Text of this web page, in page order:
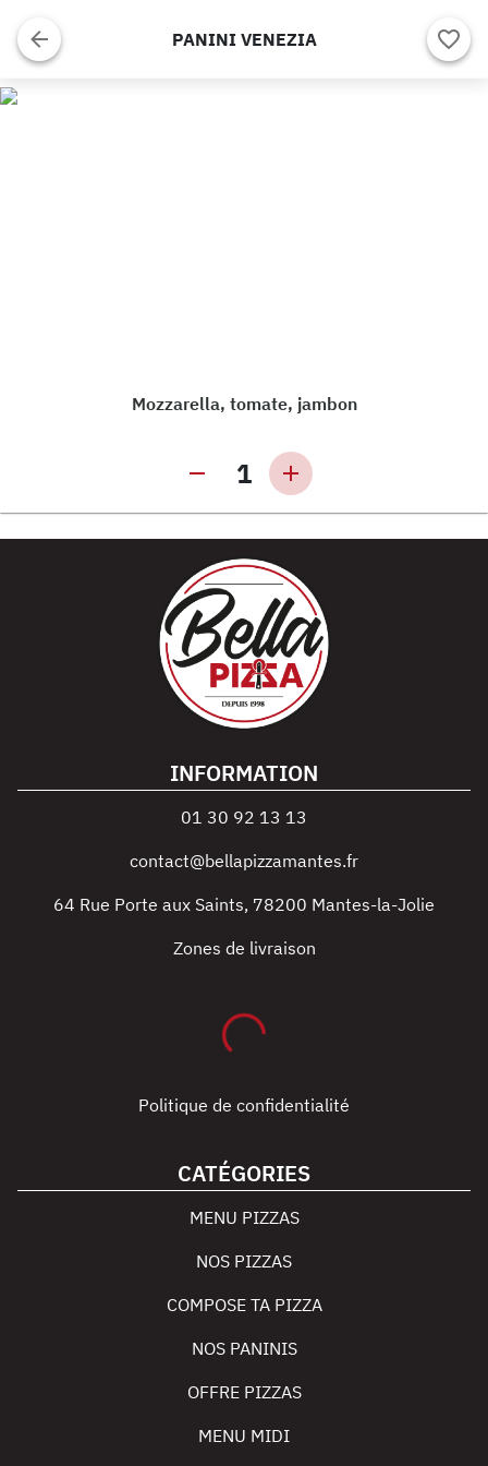
PANINI VENEZIA
Mozzarella, tomate, jambon
1
INFORMATION
01 30 92 13 13
contact@bellapizzamantes.fr
64 Rue Porte aux Saints, 78200 Mantes-la-Jolie
Zones de livraison
Politique de confidentialité
CATÉGORIES
MENU PIZZAS
NOS PIZZAS
COMPOSE TA PIZZA
NOS PANINIS
OFFRE PIZZAS
MENU MIDI